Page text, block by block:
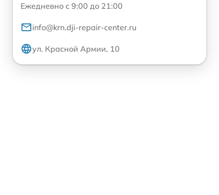
Ежедневно с 9:00 до 21:00
info@krn.dji-repair-center.ru
ул. Красной Армии, 10